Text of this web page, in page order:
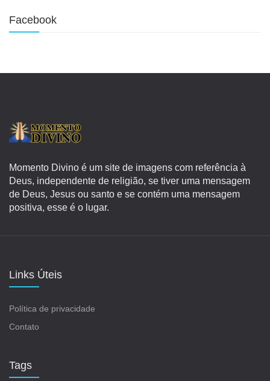
Facebook
Momento Divino é um site de imagens com referência à
Deus, independente de religião, se tiver uma mensagem
de Deus, Jesus ou santo e se contém uma mensagem
positiva, esse é o lugar.
Links Úteis
Política de privacidade
Contato
Tags